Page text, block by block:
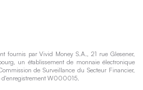
fournis par Vivid Money S.A., 21 rue Glesener,
un établissement de monnaie électronique
de Surveillance du Secteur Financier,
d'enregistrement W000015.